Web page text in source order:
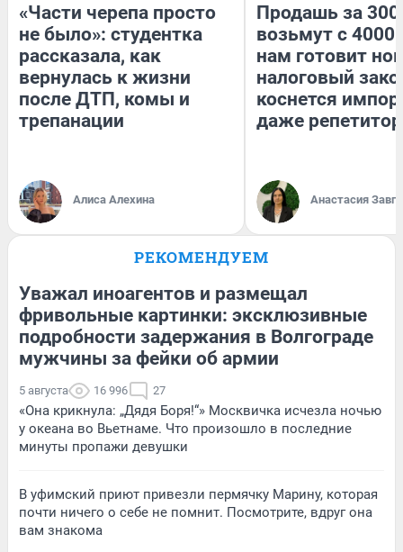
«Части черепа просто
не было»: студентка
рассказала, как
вернулась к жизни
после ДТП, комы и
трепанации
Алиса Алехина
Продашь за
возьмут с
нам готовит
налоговый
коснется
даже
Анастасия
РЕКОМЕНДУЕМ
Уважал иноагентов и размещал
фривольные картинки: эксклюзивные
подробности задержания в Волгограде
мужчины за фейки об армии
5 августа 16 996 27
«Она крикнула: „Дядя Боря!“» Москвичка исчезла ночью
у океана во Вьетнаме. Что произошло в последние
минуты пропажи девушки
В уфимский приют привезли пермячку Марину, которая
почти ничего о себе не помнит. Посмотрите, вдруг она
вам знакома